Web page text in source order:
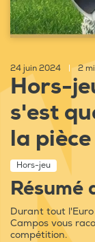
24 juin 2024 2
Hors-
s'est
la pièce
Hors-jeu
Résumé
Durant tout
Campos vous
compétition.